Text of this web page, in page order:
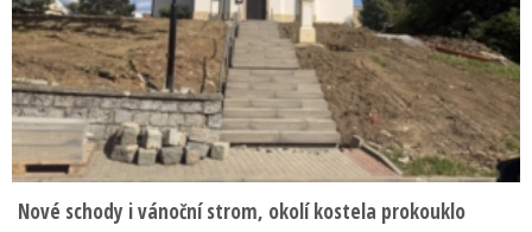
Nové schody i vánoční strom, okolí kostela prokouklo